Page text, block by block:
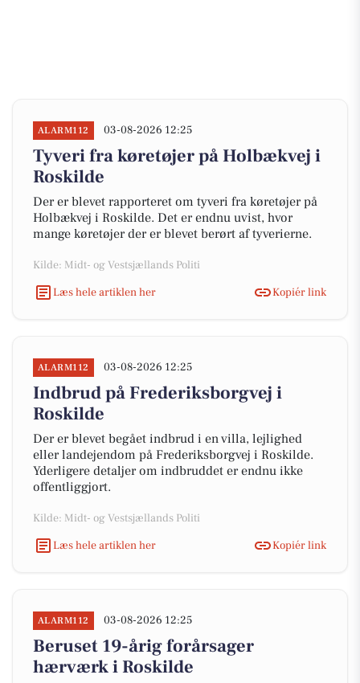
ALARM112 03-08-2026 12:25
Tyveri fra køretøjer på Holbækvej i
Roskilde
Der er blevet rapporteret om tyveri fra køretøjer på
Holbækvej i Roskilde. Det er endnu uvist, hvor
mange køretøjer der er blevet berørt af tyverierne.
Kilde: Midt- og Vestsjællands Politi
Læs hele artiklen her
Kopiér link
ALARM112 03-08-2026 12:25
Indbrud på Frederiksborgvej i
Roskilde
Der er blevet begået indbrud i en villa, lejlighed
eller landejendom på Frederiksborgvej i Roskilde.
Yderligere detaljer om indbruddet er endnu ikke
offentliggjort.
Kilde: Midt- og Vestsjællands Politi
Læs hele artiklen her
Kopiér link
ALARM112 03-08-2026 12:25
Beruset 19-årig forårsager
hærværk i Roskilde